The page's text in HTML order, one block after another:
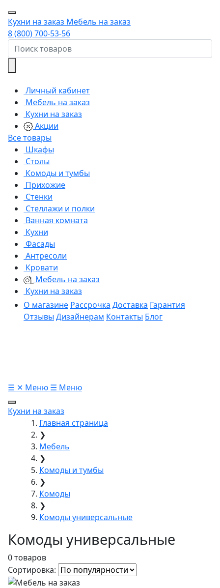
Кухни на заказ Мебель на заказ
8 (800) 700-53-56
Личный кабинет
Мебель на заказ
Кухни на заказ
Акции
Все товары
Шкафы
Столы
Комоды и тумбы
Прихожие
Стенки
Стеллажи и полки
Ванная комната
Кухни
Фасады
Антресоли
Кровати
Мебель на заказ
Кухни на заказ
О магазине Рассрочка Доставка Гарантия
Отзывы Дизайнерам Контакты Блог
☰ ✕ Меню ☰ Меню
Кухни на заказ
Главная страница
❯
Мебель
❯
Комоды и тумбы
❯
Комоды
❯
Комоды универсальные
Комоды универсальные
0 товаров
Сортировка: